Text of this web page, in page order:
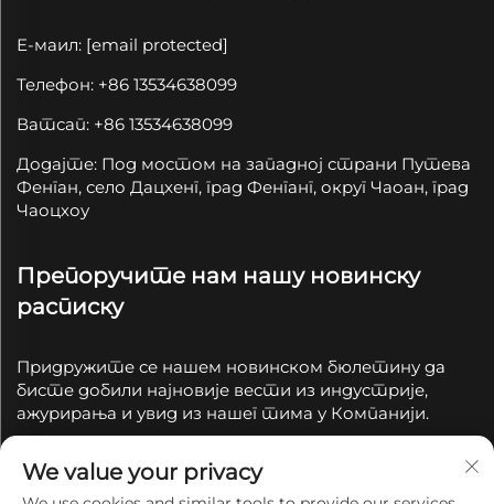
Е-маил: [email protected]
Телефон: +86 13534638099
Ватсап: +86 13534638099
Додајте: Под мостом на западној страни Путева
Фенган, село Дацхенг, град Фенганг, округ Чаоан, град
Чаоцхоу
Препоручите нам нашу новинску
расписку
Придружите се нашем новинском бюлетину да
бисте добили најновије вести из индустрије,
ажурирања и увид из нашег тима у Компанији.
Подпишите се
We value your privacy